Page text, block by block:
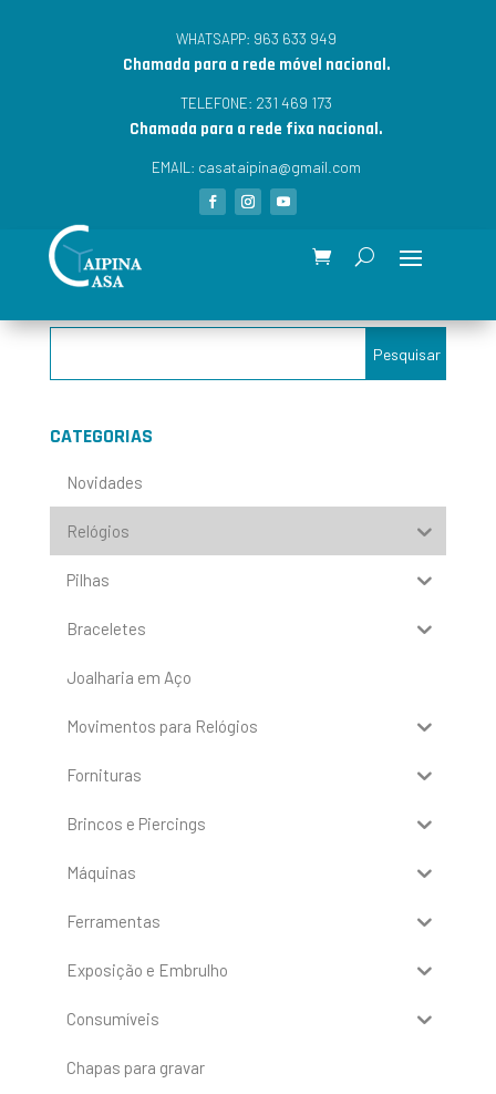
WHATSAPP: 963 633 949
Chamada para a rede móvel nacional.
TELEFONE: 231 469 173
Chamada para a rede fixa nacional.
EMAIL: casataipina@gmail.com
CATEGORIAS
Novidades
Relógios
Pilhas
Braceletes
Joalharia em Aço
Movimentos para Relógios
Fornituras
Brincos e Piercings
Máquinas
Ferramentas
Exposição e Embrulho
Consumíveis
Chapas para gravar